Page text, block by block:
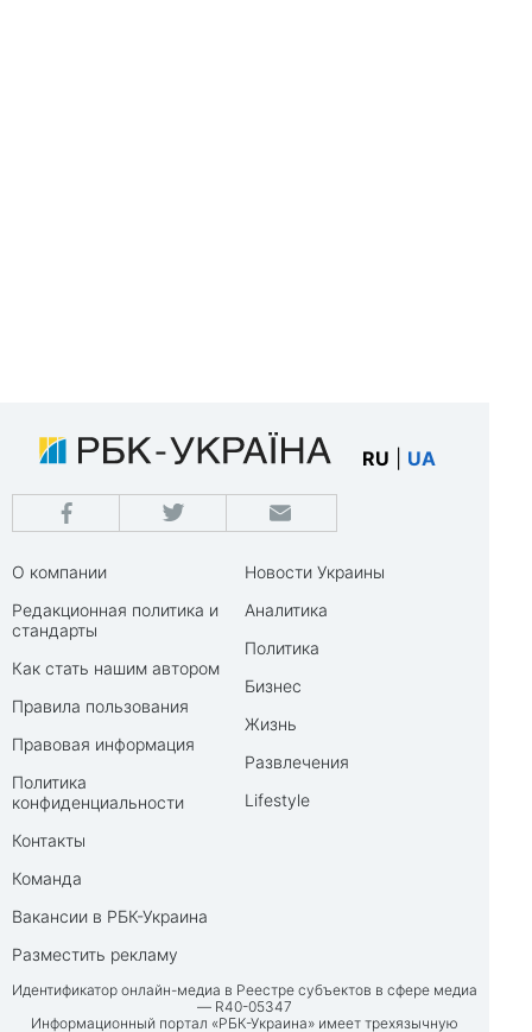
RU UA
О компании
Редакционная политика и
стандарты
Как стать нашим автором
Правила пользования
Правовая информация
Политика
конфиденциальности
Контакты
Команда
Вакансии в РБК-Украина
Разместить рекламу
Новости Украины
Аналитика
Политика
Бизнес
Жизнь
Развлечения
Lifestyle
Идентификатор онлайн-медиа в Реестре субъектов в сфере медиа
— R40-05347
Информационный портал «РБК-Украина» имеет трехязычную